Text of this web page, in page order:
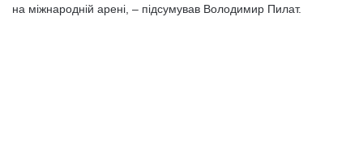
на міжнародній арені, – підсумував Володимир Пилат.